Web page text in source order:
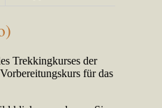
Trekkingkurses der
für das